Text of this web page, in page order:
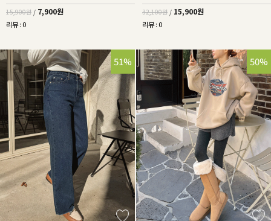
15,900원 / 7,900원
리뷰 : 0
32,100원 / 15,900원
리뷰 : 0
51% 50%